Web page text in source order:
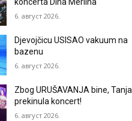
6. август 2026.
Djevojčicu USISAO vakuum na
bazenu
6. август 2026.
Zbog URUŠAVANJA bine, Tanja
prekinula koncert!
6. август 2026.